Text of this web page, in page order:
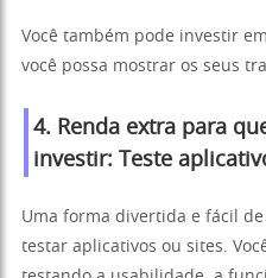
Você também pode investir
você possa mostrar os seus
4. Renda extra para
investir: Teste
Uma forma divertida e fácil
testar aplicativos ou sites.